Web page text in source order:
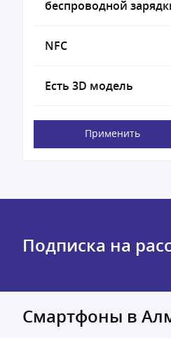
беспроводной
NFC
Есть 3D модель
Применить
Подписка на
Смартфоны в